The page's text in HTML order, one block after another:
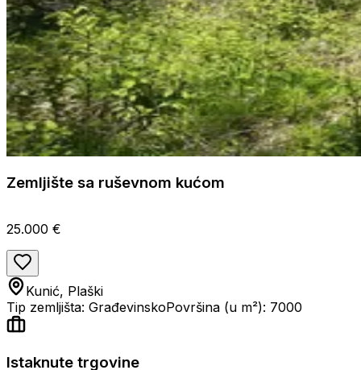
Zemljište sa ruševnom kućom
25.000 €
Kunić, Plaški
Tip zemljišta: GrađevinskoPovršina (u m²): 7000
Istaknute trgovine